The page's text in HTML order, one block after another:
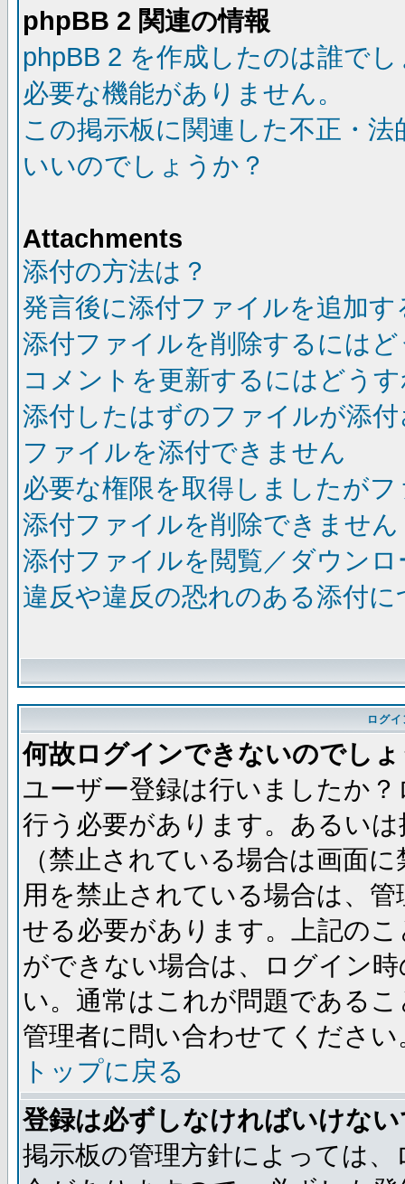
phpBB 2 関連の情報
phpBB 2 を作成したのは誰で
必要な機能がありません。
この掲示板に関連した不正・
いいのでしょうか？
Attachments
添付の方法は？
発言後に添付ファイルを追加
添付ファイルを削除するには
コメントを更新するにはどう
添付したはずのファイルが添
ファイルを添付できません
必要な権限を取得しましたが
添付ファイルを削除できません
添付ファイルを閲覧／ダウン
違反や違反の恐れのある添付
ログ
何故ログインできないのでし
ユーザー登録は行いましたか
行う必要があります。あるい
（禁止されている場合は画面
用を禁止されている場合は、
せる必要があります。上記の
ができない場合は、ログイン
い。通常はこれが問題である
管理者に問い合わせてください
トップに戻る
登録は必ずしなければいけな
掲示板の管理方針によっては